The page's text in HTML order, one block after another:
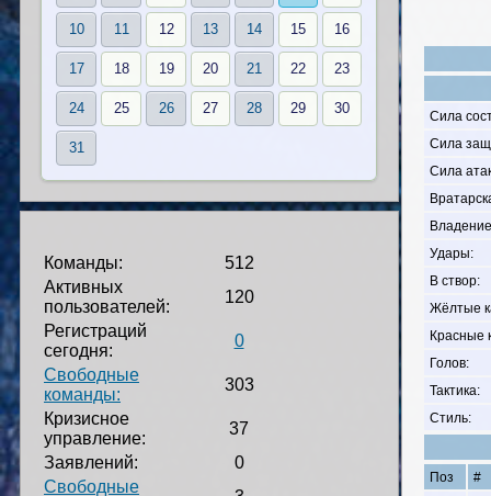
Сила
Сила
Сила
Удары:
В створ:
Жёлтые
Красные
Голов:
Тактика:
Стиль:
Поз
#
10 11 12 13 14 15 16
17 18 19 20 21 22 23
24 25 26 27 28 29 30
31
Команды:
512
Активных
пользователей:
120
Регистраций
сегодня:
0
Свободные
команды:
303
Кризисное
управление:
37
Заявлений:
0
Свободные